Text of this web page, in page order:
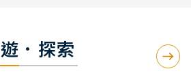
遊．探索